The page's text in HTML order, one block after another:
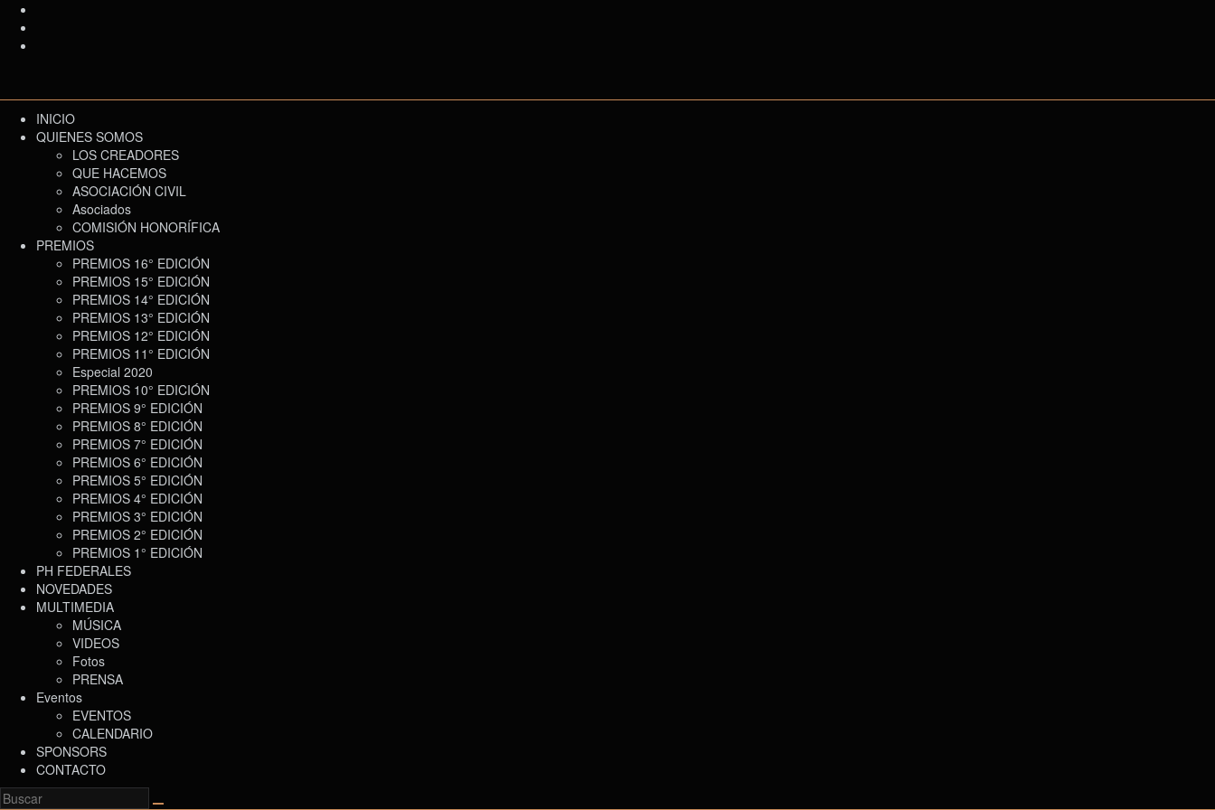
INICIO
QUIENES SOMOS
LOS CREADORES
QUE HACEMOS
ASOCIACIÓN CIVIL
Asociados
COMISIÓN HONORÍFICA
PREMIOS
PREMIOS 16° EDICIÓN
PREMIOS 15° EDICIÓN
PREMIOS 14° EDICIÓN
PREMIOS 13° EDICIÓN
PREMIOS 12° EDICIÓN
PREMIOS 11° EDICIÓN
Especial 2020
PREMIOS 10° EDICIÓN
PREMIOS 9° EDICIÓN
PREMIOS 8° EDICIÓN
PREMIOS 7° EDICIÓN
PREMIOS 6° EDICIÓN
PREMIOS 5° EDICIÓN
PREMIOS 4° EDICIÓN
PREMIOS 3° EDICIÓN
PREMIOS 2° EDICIÓN
PREMIOS 1° EDICIÓN
PH FEDERALES
NOVEDADES
MULTIMEDIA
MÚSICA
VIDEOS
Fotos
PRENSA
Eventos
EVENTOS
CALENDARIO
SPONSORS
CONTACTO